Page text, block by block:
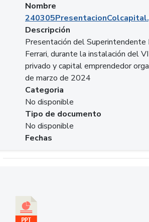
Nombre
Descripción
Presentación del Superintendente
Ferrari, durante la instalación del
privado y capital emprendedor
de marzo de 2024
Categoria
No disponible
Tipo de documento
No disponible
Fechas